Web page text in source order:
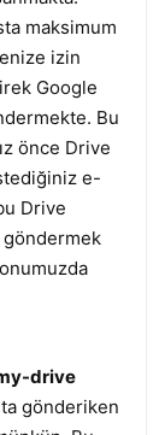
maksimum
izin
Google
Bu
önce Drive
e-
Drive
göndermek
drive
gönderiken